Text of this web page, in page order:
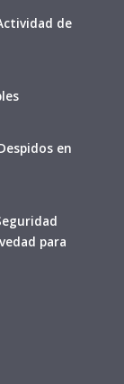
de
en
para